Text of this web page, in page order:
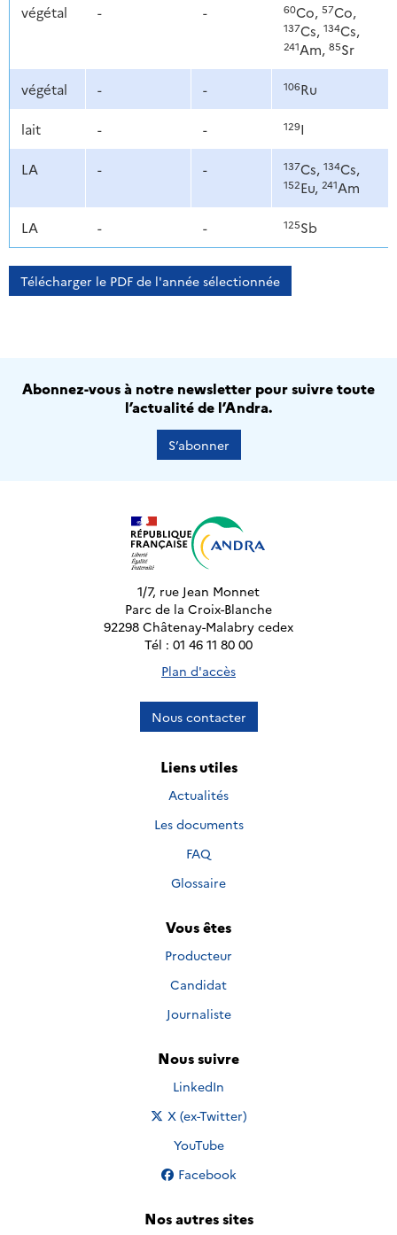
végétal - - 60Co, 57Co,
137Cs, 134Cs,
241Am, 85Sr
végétal - - 106Ru
lait - - 129I
LA - - 137Cs, 134Cs,
152Eu, 241Am
LA - - 125Sb
Télécharger le PDF de l'année sélectionnée
Abonnez-vous à notre newsletter pour suivre toute
l’actualité de l’Andra.
S’abonner
1/7, rue Jean Monnet
Parc de la Croix-Blanche
92298 Châtenay-Malabry cedex
Tél : 01 46 11 80 00
Plan d'accès
Nous contacter
Liens utiles
Actualités
Les documents
FAQ
Glossaire
Vous êtes
Producteur
Candidat
Journaliste
Nous suivre
Nous suivre sur
LinkedIn
Nous suivre sur
X (ex-Twitter)
Nous suivre sur
YouTube
Nous suivre sur
Facebook
Nos autres sites